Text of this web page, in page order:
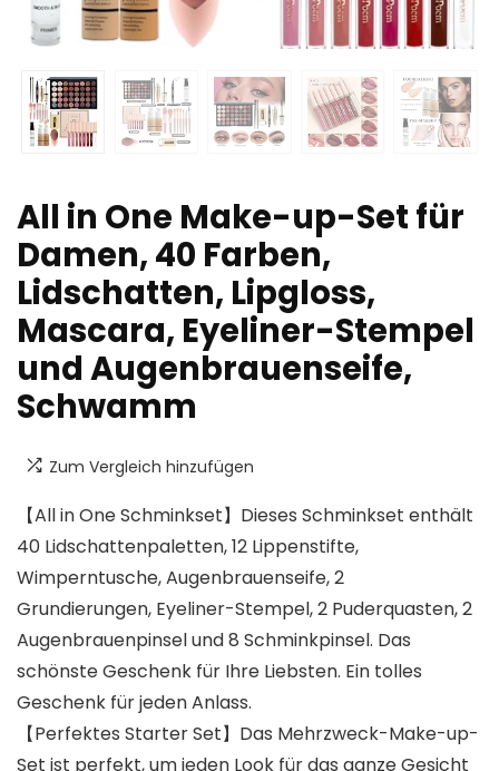
All in One Make-up-Set für
Damen, 40 Farben,
Lidschatten, Lipgloss,
Mascara, Eyeliner-Stempel
und Augenbrauenseife,
Schwamm
Zum Vergleich hinzufügen
【All in One Schminkset】Dieses Schminkset enthält
40 Lidschattenpaletten, 12 Lippenstifte,
Wimperntusche, Augenbrauenseife, 2
Grundierungen, Eyeliner-Stempel, 2 Puderquasten, 2
Augenbrauenpinsel und 8 Schminkpinsel. Das
schönste Geschenk für Ihre Liebsten. Ein tolles
Geschenk für jeden Anlass.
【Perfektes Starter Set】Das Mehrzweck-Make-up-
Set ist perfekt, um jeden Look für das ganze Gesicht